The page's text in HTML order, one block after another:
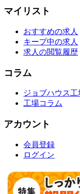
マイリスト
おすすめの求人
キープ中の求人
求人の閲覧履歴
コラム
ジョブハウス
工場コラム
アカウント
会員登録
ログイン